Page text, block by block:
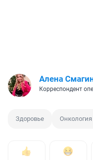
Алена
Корреспондент
Здоровье Онкология